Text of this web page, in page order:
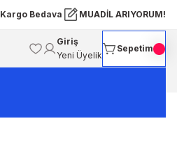
Kargo Bedava MUADİL ARIYORUM!
Giriş
Yeni Üyelik
Sepetim